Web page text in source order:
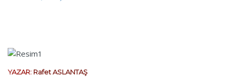
YAZAR: Rafet ASLANTAŞ